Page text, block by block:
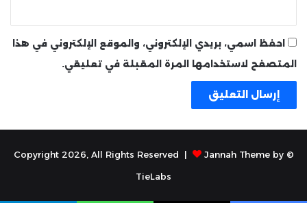
احفظ اسمي، بريدي الإلكتروني، والموقع الإلكتروني في هذا
المتصفح لاستخدامها المرة المقبلة في تعليقي.
© Copyright 2026, All Rights Reserved |
Jannah Theme by
TieLabs